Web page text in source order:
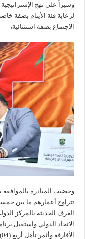
وسيراً على نهج
لرعاية فئة الأيتام بصفة
الاجتماع بصفة استثنائية،
وحضيت المبادرة بالموافقة
الغرف الحديثة بالمركز
الاتحاد الدولي واستقبل